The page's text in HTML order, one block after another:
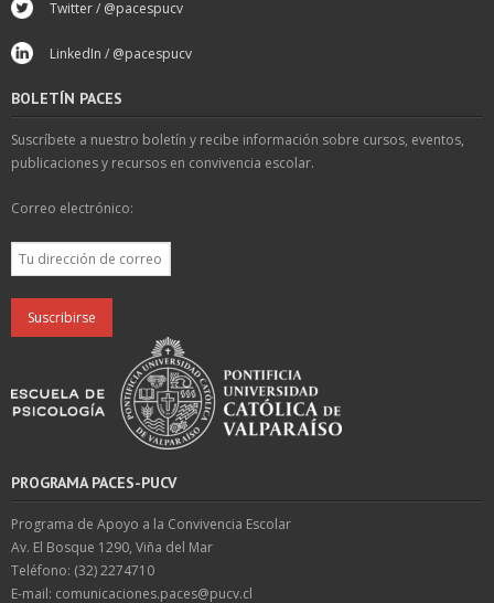
Twitter / @pacespucv
LinkedIn / @pacespucv
BOLETÍN PACES
Suscríbete a nuestro boletín y recibe información sobre cursos, eventos,
publicaciones y recursos en convivencia escolar.
Correo electrónico:
PROGRAMA PACES-PUCV
Programa de Apoyo a la Convivencia Escolar
Av. El Bosque 1290, Viña del Mar
Teléfono: (32) 2274710
E-mail: comunicaciones.paces@pucv.cl